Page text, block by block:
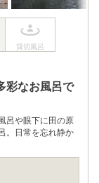
彩なお風呂で
呂や眼下に田の原
。日常を忘れ静か